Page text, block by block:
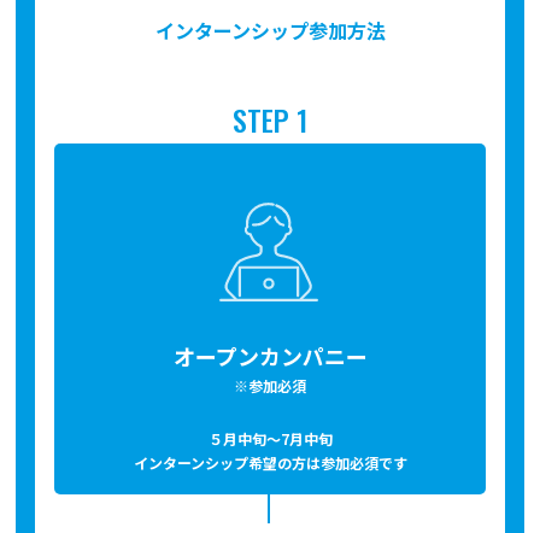
インターンシップ参加方法
STEP 1
オープンカンパニー
※参加必須
５月中旬～7月中旬
インターンシップ希望の方は参加必須です